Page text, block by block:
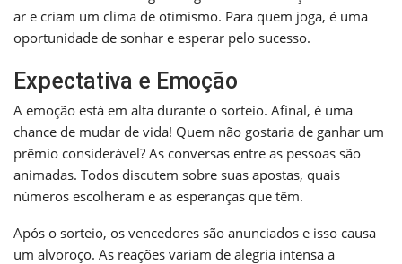
ar e criam um clima de otimismo. Para quem joga, é uma
oportunidade de sonhar e esperar pelo sucesso.
Expectativa e Emoção
A emoção está em alta durante o sorteio. Afinal, é uma
chance de mudar de vida! Quem não gostaria de ganhar um
prêmio considerável? As conversas entre as pessoas são
animadas. Todos discutem sobre suas apostas, quais
números escolheram e as esperanças que têm.
Após o sorteio, os vencedores são anunciados e isso causa
um alvoroço. As reações variam de alegria intensa a